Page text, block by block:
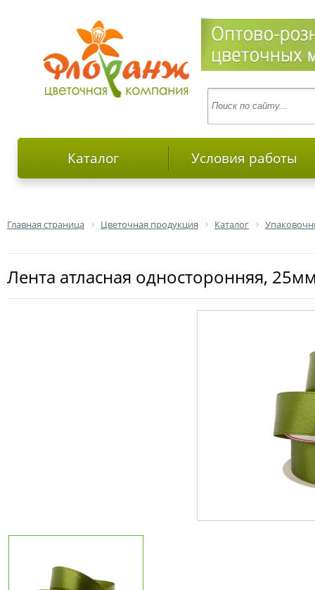
Каталог Условия работы
Главная страница Цветочная продукция Каталог
Лента атласная односторонняя,